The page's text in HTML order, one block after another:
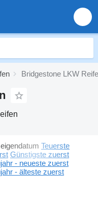
Bridgestone LKW
Teuerste
Günstigste zuerst
- neueste zuerst
- älteste zuerst